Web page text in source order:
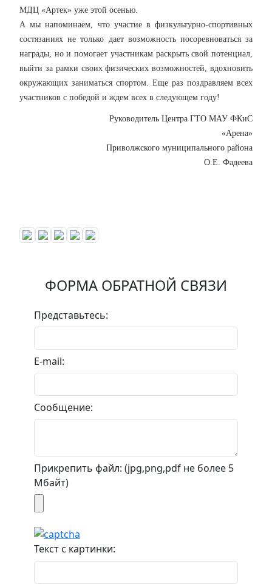
МДЦ «Артек» уже этой осенью.
А мы напоминаем, что участие в физкультурно-спортивных
состязаниях не только дает возможность посоревноваться за
награды, но и помогает участникам раскрыть свой потенциал,
выйти за рамки своих физических возможностей, вдохновить
окружающих заниматься спортом. Еще раз поздравляем всех
участников с победой и ждем всех в следующем году!
Руководитель Центра ГТО МАУ ФКиС
«Арена»
Приволжского муниципального района
О.Е. Фадеева
ФОРМА ОБРАТНОЙ СВЯЗИ
Представьтесь:
E-mail:
Сообщение:
Прикрепить файл: (jpg,png,pdf не более 5
Мбайт)
Текст с картинки: